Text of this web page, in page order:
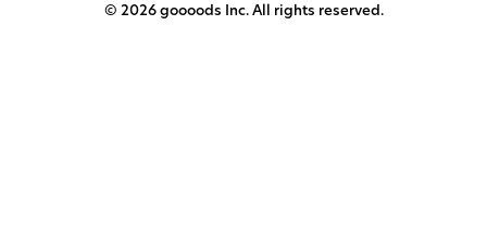
© 2026 goooods Inc. All rights reserved.